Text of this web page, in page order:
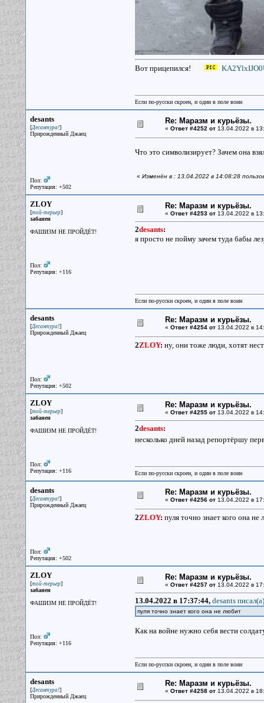
Вот прицепился!
Если по-русски скроен, и один в поле воин
desants
[Десантура!]
Прирожденный Джаец
Пол:
Репутация: +502
Re: Маразм и курьёзы.
« Ответ #4252 от13.04.2022 в
Что это символизирует? Зачем она
« Изменён в : 13.04.2022 в 14:08:28
ZLOY
[той-терьер]
забанен
ФАШИЗМ НЕ ПРОЙДЁТ!
Пол:
Репутация: +116
Re: Маразм и курьёзы.
« Ответ #4253 от13.04.2022 в
2desants:
я просто не пойму зачем туда бабы
Если по-русски скроен, и один в поле воин
desants
[Десантура!]
Прирожденный Джаец
Пол:
Репутация: +502
Re: Маразм и курьёзы.
« Ответ #4254 от13.04.2022 в
2ZLOY: ну, они тоже люди, хотят
ZLOY
[той-терьер]
забанен
ФАШИЗМ НЕ ПРОЙДЁТ!
Пол:
Репутация: +116
Re: Маразм и курьёзы.
« Ответ #4255 от13.04.2022 в
2desants:
несколько дней назад репортёршу
Если по-русски скроен, и один в поле воин
desants
[Десантура!]
Прирожденный Джаец
Пол:
Репутация: +502
Re: Маразм и курьёзы.
« Ответ #4256 от13.04.2022 в
2ZLOY: пуля точно знает кого она не
ZLOY
[той-терьер]
забанен
ФАШИЗМ НЕ ПРОЙДЁТ!
Пол:
Репутация: +116
Re: Маразм и курьёзы.
« Ответ #4257 от13.04.2022 в
13.04.2022 в 17:37:44, desants писал(a)
пуля точно знает кого она не любит
Как на войне нужно себя вести
Если по-русски скроен, и один в поле воин
desants
[Десантура!]
Прирожденный Джаец
Re: Маразм и курьёзы.
« Ответ #4258 от13.04.2022 в